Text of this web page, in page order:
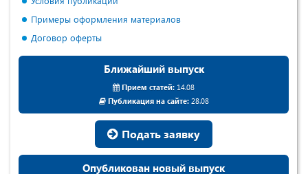
Примеры оформления материалов
Договор оферты
Ближайший выпуск
Прием статей: 14.08
Публикация на сайте:28.08
Подать заявку
Опубликован новый выпуск